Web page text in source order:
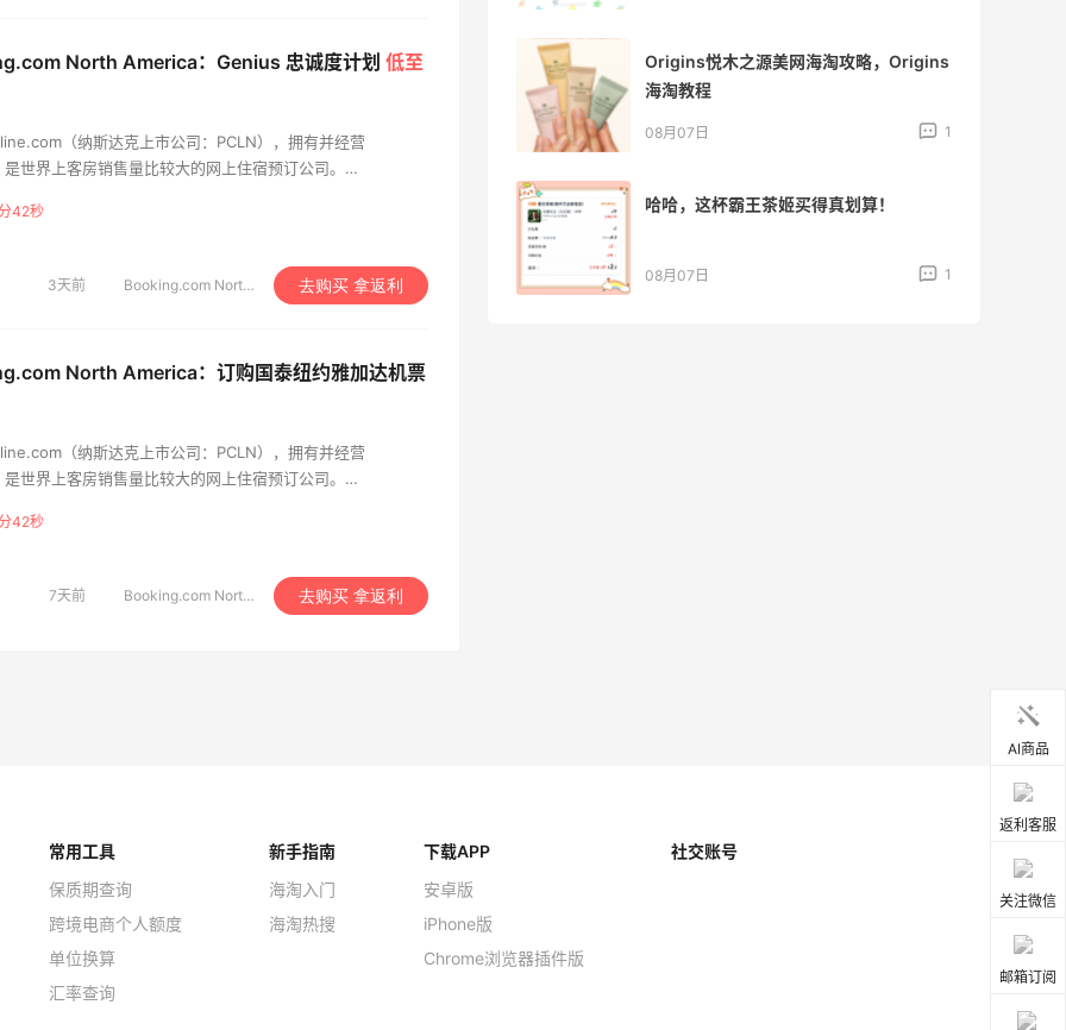
North America：Genius 忠诚度计划 低至
（纳斯达克上市公司：PCLN），拥有并经营
世界上客房销售量比较大的网上住宿预订公司。
休闲和商务旅游市场。公司成立于1996年，向用户提供各种
理念，支持40多种语言，共有356,349多家住所，遍布全球
41秒
3天前 Booking.com North America 去购买 拿返利
North America：订购国泰纽约雅加达机票
（纳斯达克上市公司：PCLN），拥有并经营
世界上客房销售量比较大的网上住宿预订公司。
休闲和商务旅游市场。公司成立于1996年，向用户提供各种
理念，支持40多种语言，共有356,349多家住所，遍布全球
41秒
7天前 Booking.com North America 去购买 拿返利
羊毛薅的实在有点多～积攒的最后一篇羊
08月07日
Origins悦木之源美网海淘攻略，Origins
海淘教程
08月07日 1
哈哈，这杯霸王茶姬买得真划算！
08月07日 1
AI商品
返利客服
关注微信
邮箱订阅
常用工具
保质期查询
跨境电商个人额度
单位换算
汇率查询
新手指南
海淘入门
海淘热搜
下载APP
安卓版
iPhone版
Chrome浏览器插件版
社交账号